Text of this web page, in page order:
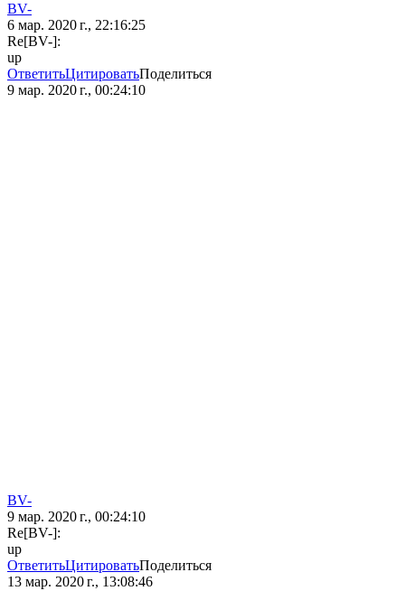
BV-
6 мар. 2020 г., 22:16:25
Re[BV-]:
up
ОтветитьЦитироватьПоделиться
9 мар. 2020 г., 00:24:10
BV-
9 мар. 2020 г., 00:24:10
Re[BV-]:
up
ОтветитьЦитироватьПоделиться
13 мар. 2020 г., 13:08:46